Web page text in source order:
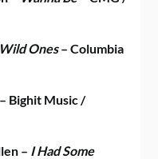
Wild Ones– Columbia
Bighit Music /
– I Had Some